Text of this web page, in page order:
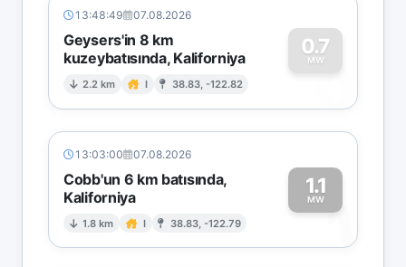
13:48:49 07.08.2026
Geysers'in 8 km
kuzeybatısında, Kaliforniya
2.2 km I 38.83, -122.82
0.7
MW
0
13:03:00 07.08.2026
Cobb'un 6 km batısında,
Kaliforniya
1.8 km I 38.83, -122.79
1.1
MW1